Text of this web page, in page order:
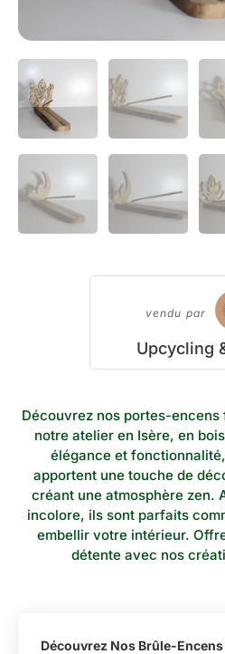
vendu par
Upcycling
Découvrez nos portes-
notre atelier en Isère, en
élégance et
apportent une touche de
créant une atmosphère zen.
incolore, ils sont parfaits
embellir votre intérieur.
détente avec nos
Découvrez Nos Brûle-